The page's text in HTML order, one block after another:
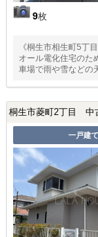
9枚
《桐生市相生町5丁
オール電化住宅のた
車場で雨や雪などの
桐生市菱町2丁目 中
一戸建て